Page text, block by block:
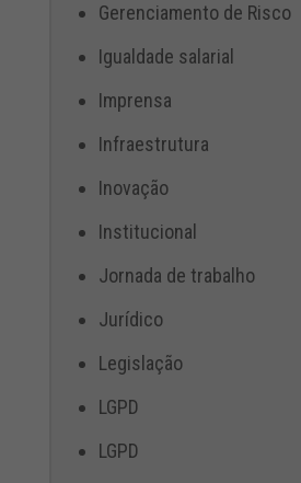
Gerenciamento de Risco
Igualdade salarial
Imprensa
Infraestrutura
Inovação
Institucional
Jornada de trabalho
Jurídico
Legislação
LGPD
LGPD